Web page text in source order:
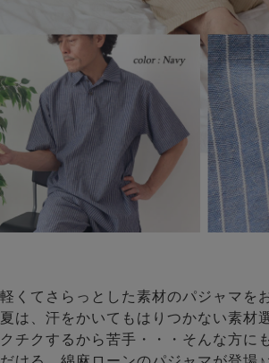
軽くてさらっとした素材のパジャマを
夏は、汗をかいてもはりつかない素材
クチクするから苦手・・・そんな方に